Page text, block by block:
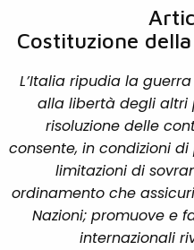
Costituzione
L’Italia ripudia la
alla libertà degli altri
risoluzione delle
consente, in condizioni
limitazioni di
ordinamento che
Nazioni; promuove e
internazionali